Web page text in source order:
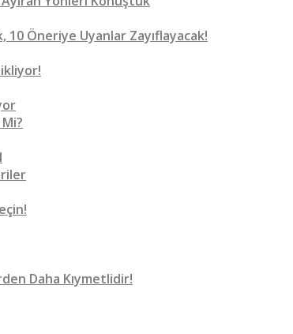
Öneriye Uyanlar Zayıflayacak!
Daha Kıymetlidir!